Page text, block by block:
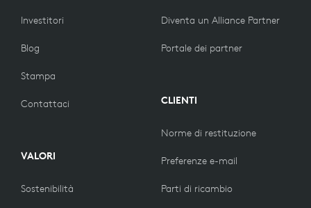
Investitori
Blog
Stampa
Contattaci
VALORI
Sostenibilità
Diventa un Alliance Partner
Portale dei partner
CLIENTI
Norme di restituzione
Preferenze e-mail
Parti di ricambio